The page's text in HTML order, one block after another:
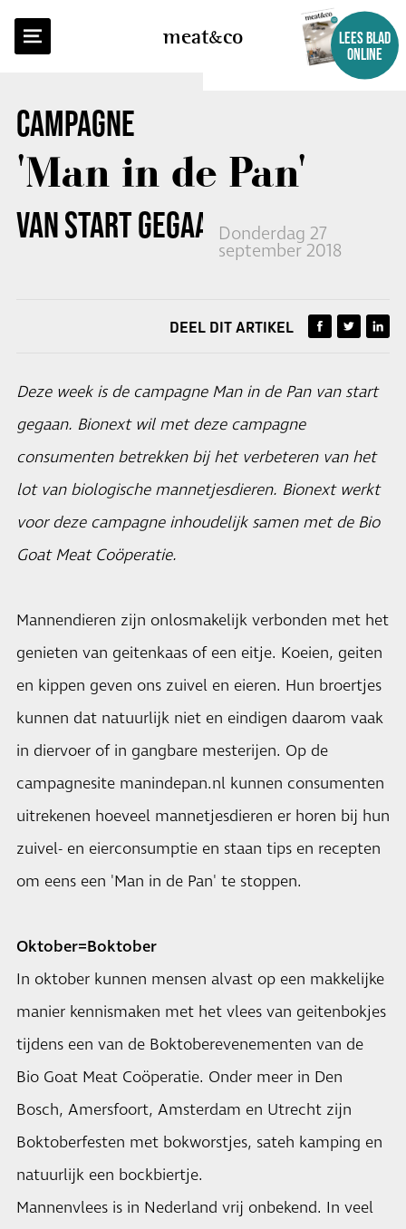
meatco
LEES BLAD
ONLINE
CAMPAGNE
'Man in de Pan'
VAN START GEGAANDonderdag 27
september 2018
TERUG NAAR OVERZICHT
DEEL DIT ARTIKEL
Deze week is de campagne Man in de Pan van start
gegaan. Bionext wil met deze campagne
consumenten betrekken bij het verbeteren van het
lot van biologische mannetjesdieren. Bionext werkt
voor deze campagne inhoudelijk samen met de Bio
Goat Meat Coöperatie.
Mannendieren zijn onlosmakelijk verbonden met het
genieten van geitenkaas of een eitje. Koeien, geiten
en kippen geven ons zuivel en eieren. Hun broertjes
kunnen dat natuurlijk niet en eindigen daarom vaak
in diervoer of in gangbare mesterijen. Op de
campagnesite manindepan.nl kunnen consumenten
uitrekenen hoeveel mannetjesdieren er horen bij hun
zuivel- en eierconsumptie en staan tips en recepten
om eens een 'Man in de Pan' te stoppen.
Oktober=Boktober
In oktober kunnen mensen alvast op een makkelijke
manier kennismaken met het vlees van geitenbokjes
tijdens een van de Boktoberevenementen van de
Bio Goat Meat Coöperatie. Onder meer in Den
Bosch, Amersfoort, Amsterdam en Utrecht zijn
Boktoberfesten met bokworstjes, sateh kamping en
natuurlijk een bockbiertje.
Mannenvlees is in Nederland vrij onbekend. In veel